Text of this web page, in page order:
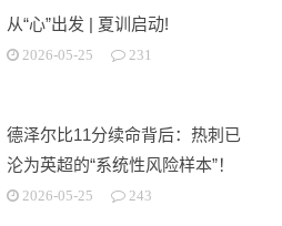
从“心”出发 | 夏训启动!
2026-05-25 231
德泽尔比11分续命背后：热刺已
沦为英超的“系统性风险样本”！
2026-05-25 243